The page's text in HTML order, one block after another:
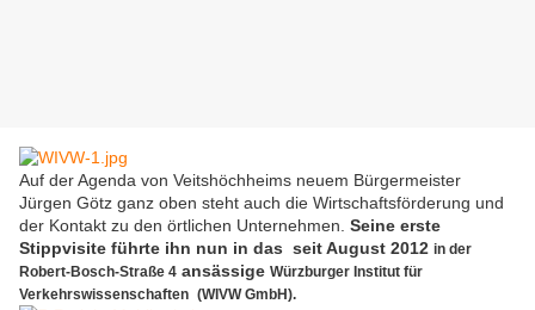
Auf der Agenda von Veitshöchheims neuem Bürgermeister
Jürgen Götz ganz oben steht auch die Wirtschaftsförderung und
der Kontakt zu den örtlichen Unternehmen. Seine erste
Stippvisite führte ihn nun in das seit August 2012 in der
Robert-Bosch-Straße 4 ansässige Würzburger Institut für
Verkehrswissenschaften (WIVW GmbH).